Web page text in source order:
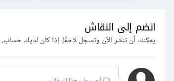
انضم إلى النقاش
يمكنك أن تنشر الآن وتسجل لاحقًا. إذا كان لديك حساب،